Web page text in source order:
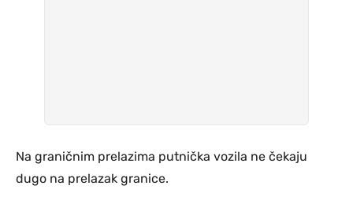
Na graničnim prelazima putnička vozila ne čekaju
dugo na prelazak granice.